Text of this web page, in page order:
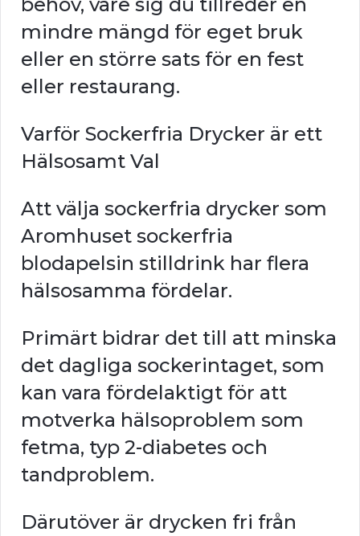
mindre mängd för eget bruk
eller en större sats för en fest
eller restaurang.
Varför Sockerfria Drycker är ett
Hälsosamt Val
Att välja sockerfria drycker som
Aromhuset sockerfria
blodapelsin stilldrink har flera
hälsosamma fördelar.
Primärt bidrar det till att minska
det dagliga sockerintaget, som
kan vara fördelaktigt för att
motverka hälsoproblem som
fetma, typ 2-diabetes och
tandproblem.
Därutöver är drycken fri från